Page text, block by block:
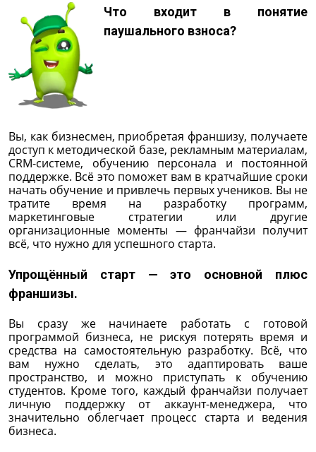
Что входит в понятие
паушального взноса?
Вы, как бизнесмен, приобретая франшизу, получаете
доступ к методической базе, рекламным материалам,
CRM-системе, обучению персонала и постоянной
поддержке. Всё это поможет вам в кратчайшие сроки
начать обучение и привлечь первых учеников. Вы не
тратите время на разработку программ,
маркетинговые стратегии или другие
организационные моменты — франчайзи получит
всё, что нужно для успешного старта.
Упрощённый старт — это основной плюс
франшизы.
Вы сразу же начинаете работать с готовой
программой бизнеса, не рискуя потерять время и
средства на самостоятельную разработку. Всё, что
вам нужно сделать, это адаптировать ваше
пространство, и можно приступать к обучению
студентов. Кроме того, каждый франчайзи получает
личную поддержку от аккаунт-менеджера, что
значительно облегчает процесс старта и ведения
бизнеса.